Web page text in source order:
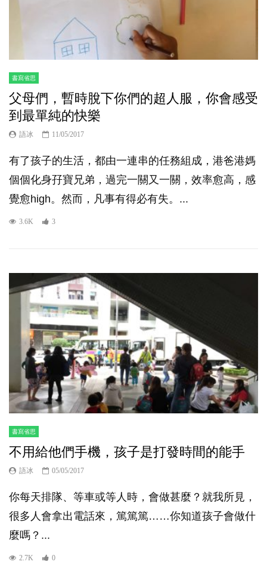
書寫省思
父母們，暫時脫下你們的超人服，你會感受
到最單純的快樂
語冰 11/05/2017
有了孩子的生活，都由一連串的任務組成，港爸港媽
個個化身孖寶兄弟，過完一關又一關，效率愈高，感
覺愈high。然而，凡事有得必有失。...
3.6K 3
書寫省思
不用給他們手機，孩子是打發時間的能手
語冰 05/05/2017
你每天排隊、等車或等人時，會做甚麼？就我所見，
很多人會拿出電話來，篤篤篤……你知道孩子會做什
麼嗎？...
2.7K 0